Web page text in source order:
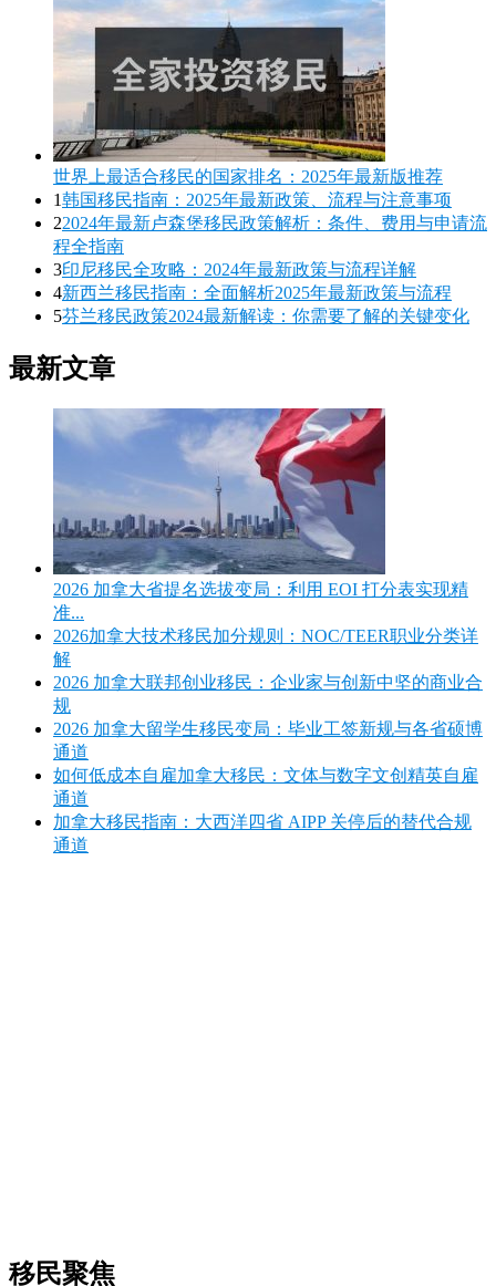
世界上最适合移民的国家排名：2025年最新版推荐
1韩国移民指南：2025年最新政策、流程与注意事项
22024年最新卢森堡移民政策解析：条件、费用与申请流
程全指南
3印尼移民全攻略：2024年最新政策与流程详解
4新西兰移民指南：全面解析2025年最新政策与流程
5芬兰移民政策2024最新解读：你需要了解的关键变化
最新文章
2026 加拿大省提名选拔变局：利用 EOI 打分表实现精
准...
2026加拿大技术移民加分规则：NOC/TEER职业分类详
解
2026 加拿大联邦创业移民：企业家与创新中坚的商业合
规
2026 加拿大留学生移民变局：毕业工签新规与各省硕博
通道
如何低成本自雇加拿大移民：文体与数字文创精英自雇
通道
加拿大移民指南：大西洋四省 AIPP 关停后的替代合规
通道
移民聚焦